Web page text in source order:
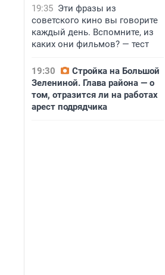
19:35 Эти фразы из
советского кино вы говорите
каждый день. Вспомните, из
каких они фильмов? — тест
19:30
Стройка на Большой
Зелениной. Глава района — о
том, отразится ли на работах
арест подрядчика